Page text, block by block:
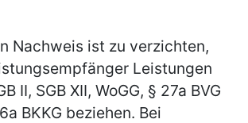
Nachweis ist zu verzichten,
Leistungen
II, SGB XII, WoGG, § 27a BVG
BKKG beziehen. Bei